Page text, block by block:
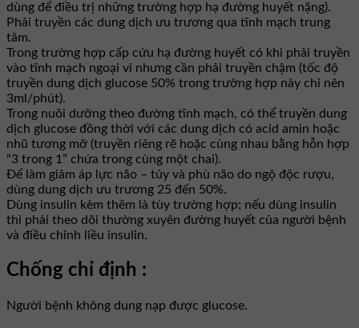
dùng để điều trị những trường hợp hạ đường huyết nặng).
Phải truyền các dung dịch ưu trương qua tĩnh mạch trung
tâm.
Trong trường hợp cấp cứu hạ đường huyết có khi phải truyền
vào tĩnh mạch ngoại vi nhưng cần phải truyền chậm (tốc độ
truyền dung dịch glucose 50% trong trường hợp này chỉ nên
3ml/phút).
Trong nuôi dưỡng theo đường tĩnh mạch, có thể truyền dung
dịch glucose đồng thời với các dung dịch có acid amin hoặc
nhũ tương mỡ (truyền riêng rẽ hoặc cùng nhau bằng hỗn hợp
“3 trong 1” chứa trong cùng một chai).
Để làm giảm áp lực não – tủy và phù não do ngộ độc rượu,
dùng dung dịch ưu trương 25 đến 50%.
Dùng insulin kèm thêm là tùy trường hợp; nếu dùng insulin
thì phải theo dõi thường xuyên đường huyết của người bệnh
và điều chỉnh liều insulin.
Chống chỉ định :
Người bệnh không dung nạp được glucose.